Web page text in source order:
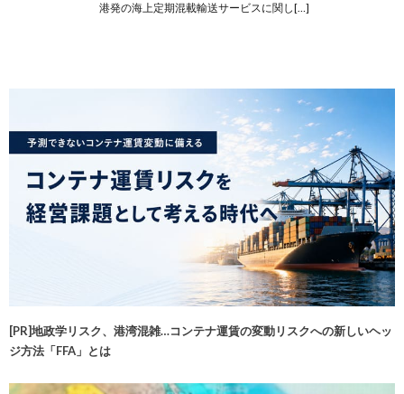
港発の海上定期混載輸送サービスに関し[…]
[PR]地政学リスク、港湾混雑…コンテナ運賃の変動リスクへの新しいヘッ
ジ方法「FFA」とは